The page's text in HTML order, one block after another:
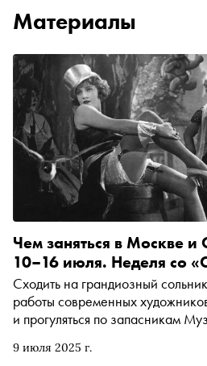
Материалы
9 июля 2025 г.
Чем заняться в Москве и
10–16 июля. Неделя со
Сходить на грандиозный
работы современных
и прогуляться по запасникам
ближайшей неделе